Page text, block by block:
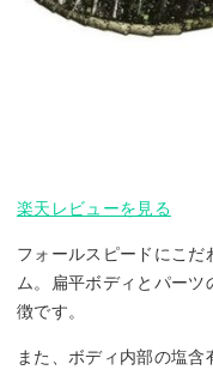
楽天レビューを見る
フォールスピードにこだ
ム。扁平ボディとパー
徴です。
また、ボディ内部の塩